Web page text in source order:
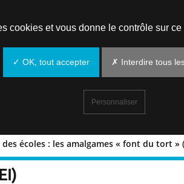
écoles : les amalgames « font du tort »
des écoles : les
cookies et vous donne le contrôle sur
✓ OK, tout accepter ✗ Interdire tous
Personnaliser